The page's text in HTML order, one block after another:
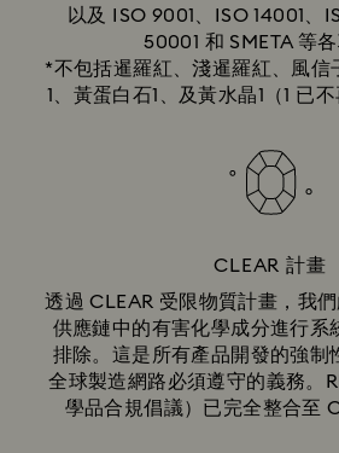
以及 ISO 9001、ISO 14001、
50001 和 SMETA 等
*不包括暹羅紅、淺暹羅紅、風信
1、黃蛋白石1、及黃水晶1（1 已
CLEAR 計畫
透過 CLEAR 受限物質計畫，我
供應鏈中的有害化學成分進行系
排除。這是所有產品開發的強制
全球製造網路必須遵守的義務。
學品合規倡議）已完全整合至